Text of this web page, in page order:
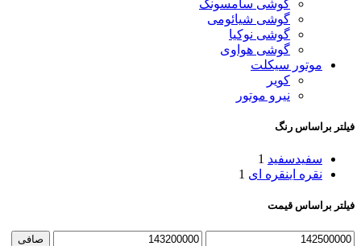
گوشی سامسونگ
گوشی شیائومی
گوشی نوکیا
گوشی هواوی
موتور سیکلت
کویر
نیرو موتور
فیلتر براساس رنگ
سفیدسفید 1
نقره اینقره ای 1
فیلتر براساس قیمت
حداقل
حداكثر
صافی